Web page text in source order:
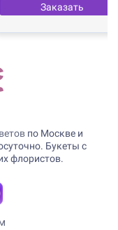
Заказать
по Москве и
Букеты с
флористов.